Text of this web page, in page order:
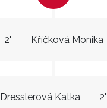
Kříčková Monika
2"
Dresslerová Katka 2"